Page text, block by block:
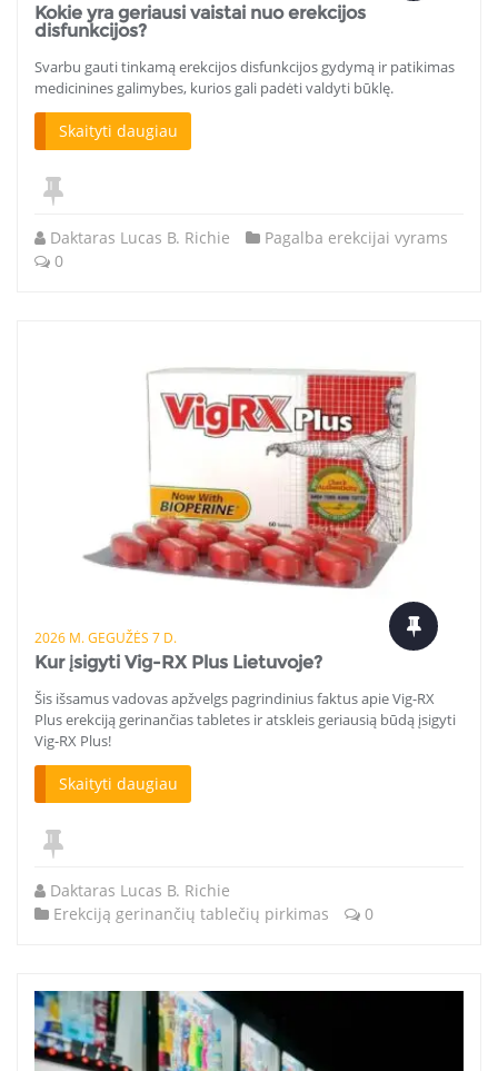
Kokie yra geriausi vaistai nuo erekcijos
disfunkcijos?
Svarbu gauti tinkamą erekcijos disfunkcijos gydymą ir patikimas
medicinines galimybes, kurios gali padėti valdyti būklę.
Skaityti daugiau
Daktaras Lucas B. Richie
Pagalba erekcijai vyrams
0
2026 M. GEGUŽĖS 7 D.
Kur įsigyti Vig-RX Plus Lietuvoje?
Šis išsamus vadovas apžvelgs pagrindinius faktus apie Vig-RX
Plus erekciją gerinančias tabletes ir atskleis geriausią būdą įsigyti
Vig-RX Plus!
Skaityti daugiau
Daktaras Lucas B. Richie
Erekciją gerinančių tablečių pirkimas
0